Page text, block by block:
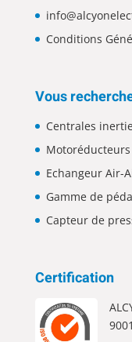
Conditions
Vous
Centrales
Motoréducteurs
Echangeur Air-
Gamme de
Capteur de
Certification